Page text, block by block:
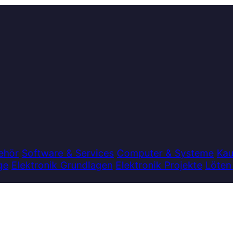
Software & Services Computer & Systeme
Elektronik Grundlagen Elektronik Projekte